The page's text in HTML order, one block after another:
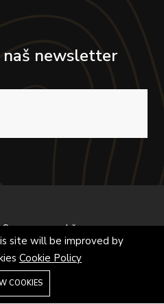
newsletter
prava zadržana.
site will be improved by
Cookie Policy
COOKIES